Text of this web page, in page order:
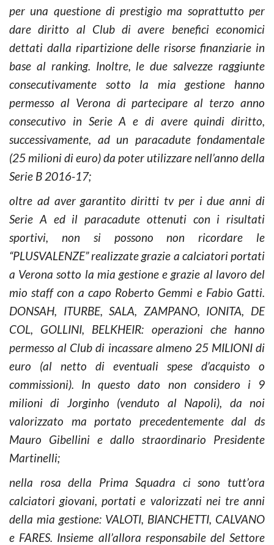
per una questione di prestigio ma soprattutto per
dare diritto al Club di avere benefici economici
dettati dalla ripartizione delle risorse finanziarie in
base al ranking. Inoltre, le due salvezze raggiunte
consecutivamente sotto la mia gestione hanno
permesso al Verona di partecipare al terzo anno
consecutivo in Serie A e di avere quindi diritto,
successivamente, ad un paracadute fondamentale
(25 milioni di euro) da poter utilizzare nell’anno della
Serie B 2016-17;
oltre ad aver garantito diritti tv per i due anni di
Serie A ed il paracadute ottenuti con i risultati
sportivi, non si possono non ricordare le
“PLUSVALENZE” realizzate grazie a calciatori portati
a Verona sotto la mia gestione e grazie al lavoro del
mio staff con a capo Roberto Gemmi e Fabio Gatti.
DONSAH, ITURBE, SALA, ZAMPANO, IONITA, DE
COL, GOLLINI, BELKHEIR: operazioni che hanno
permesso al Club di incassare almeno 25 MILIONI di
euro (al netto di eventuali spese d’acquisto o
commissioni). In questo dato non considero i 9
milioni di Jorginho (venduto al Napoli), da noi
valorizzato ma portato precedentemente dal ds
Mauro Gibellini e dallo straordinario Presidente
Martinelli;
nella rosa della Prima Squadra ci sono tutt’ora
calciatori giovani, portati e valorizzati nei tre anni
della mia gestione: VALOTI, BIANCHETTI, CALVANO
e FARES. Insieme all’allora responsabile del Settore